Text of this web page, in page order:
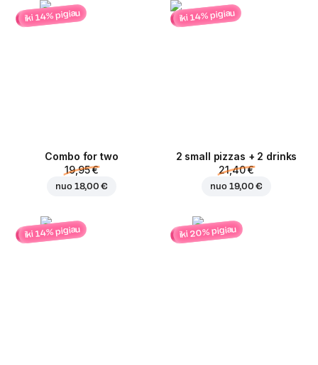
iki 14% pigiau
Combo for two
19,95 €
nuo 18,00 €
iki 14% pigiau
2 small pizzas + 2 drinks
21,40 €
nuo 19,00 €
iki 14% pigiau iki 20% pigiau